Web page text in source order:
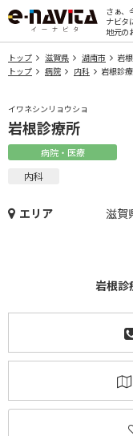
さぁ、
ナビタ
地元の
トップ 滋賀県 湖南市
岩
トップ
病院 内科 岩根診
イワネシンリョウショ
岩根診療所
病院・医療
内科
エリア 滋賀
岩根診